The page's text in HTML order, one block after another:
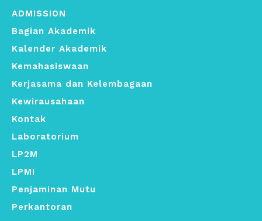
ADMISSION
Bagian Akademik
Kalender Akademik
Kemahasiswaan
Kerjasama dan Kelembagaan
Kewirausahaan
Kontak
Laboratorium
LP2M
LPMI
Penjaminan Mutu
Perkantoran